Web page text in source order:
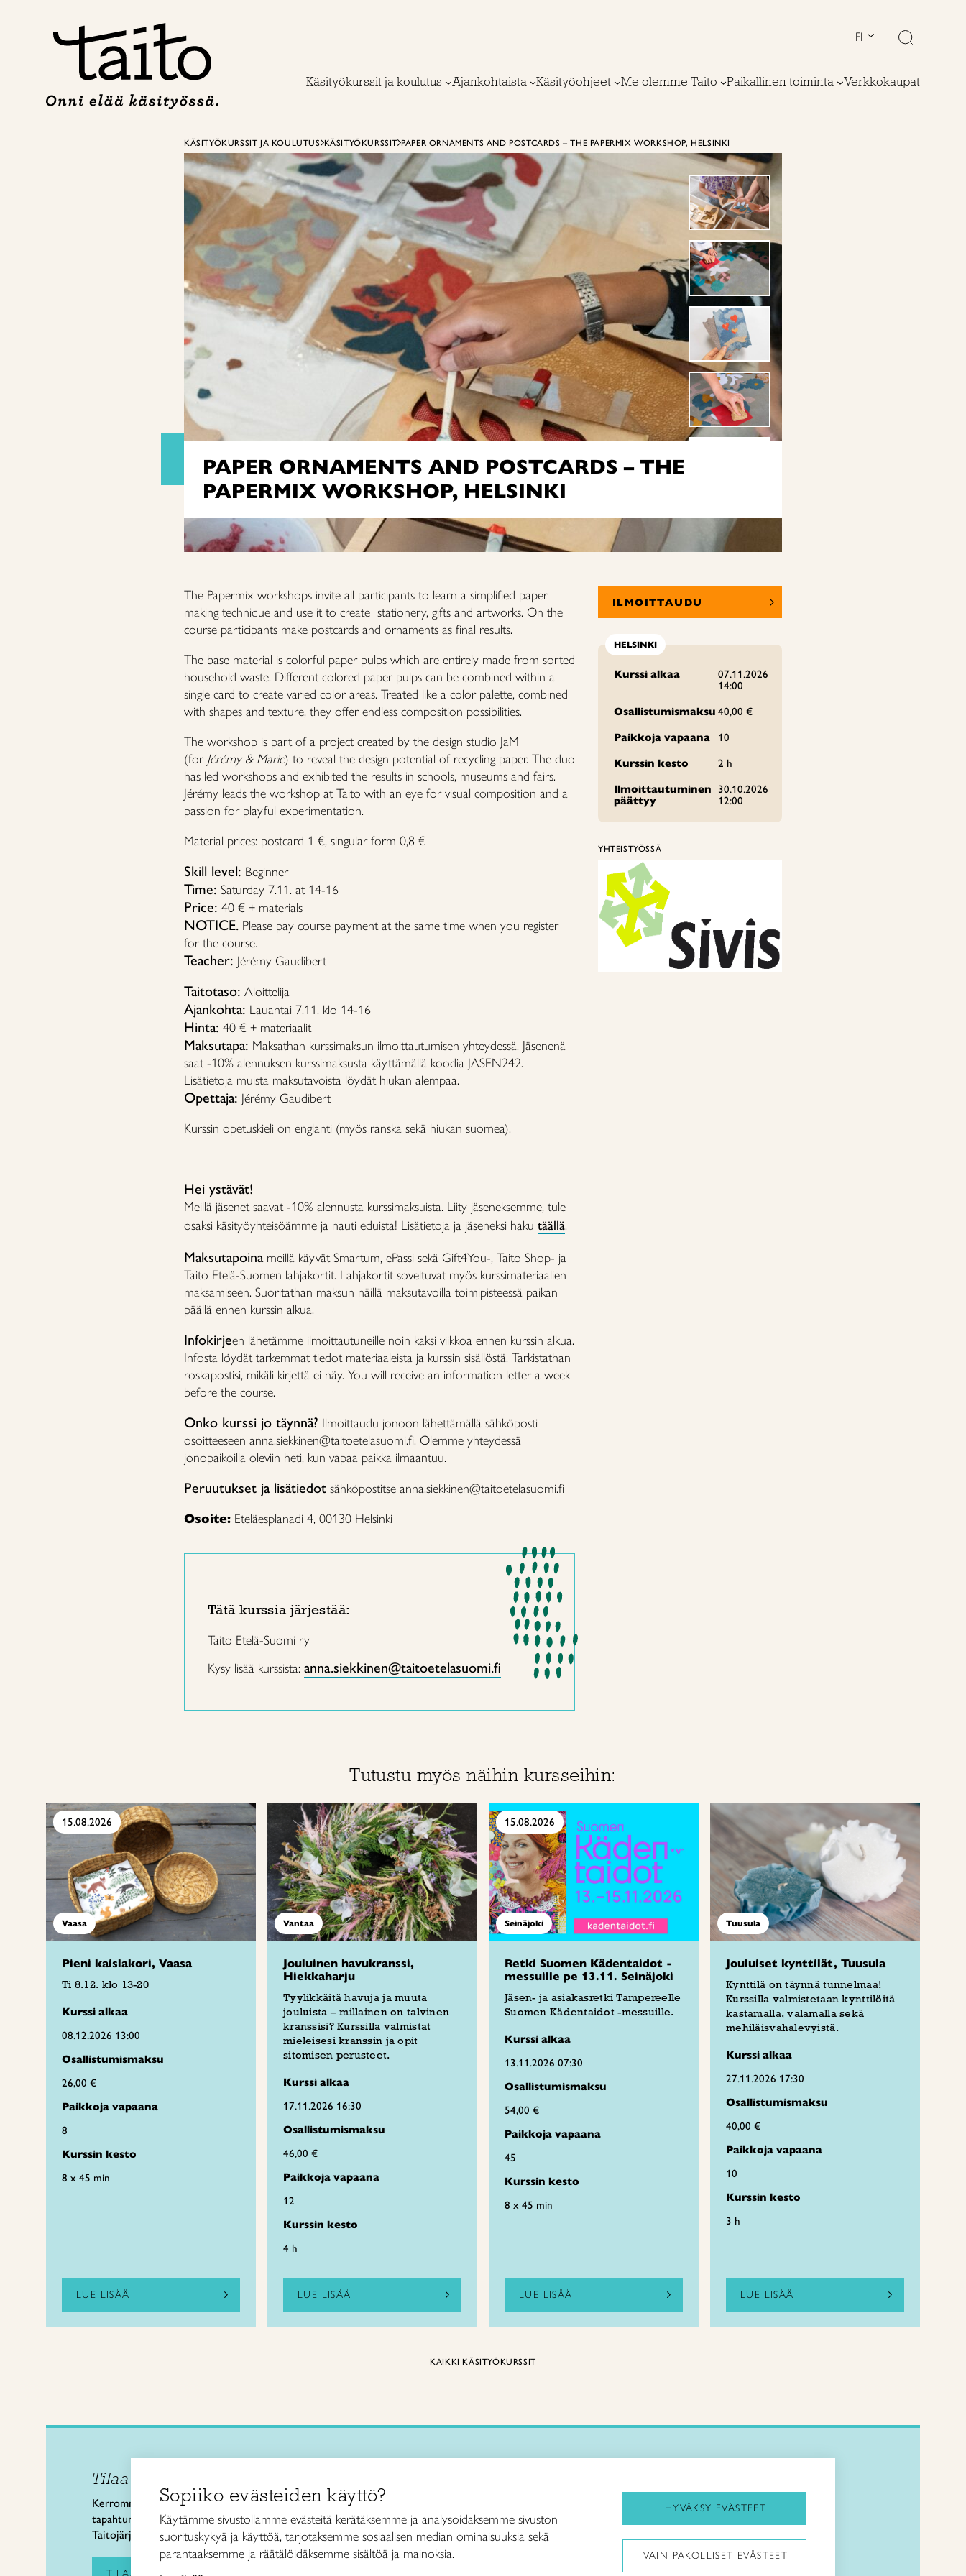
FI
Käsityökurssit ja koulutus Ajankohtaista Käsityöohjeet Me olemme Taito Paikallinen toiminta Verkkokaupat
KÄSITYÖKURSSIT JA KOULUTUS KÄSITYÖKURSSIT PAPER ORNAMENTS AND POSTCARDS – THE PAPERMIX WORKSHOP, HELSINKI
PAPER ORNAMENTS AND POSTCARDS – THE
PAPERMIX WORKSHOP, HELSINKI
The Papermix workshops invite all participants to learn a simplified paper
making technique and use it to create stationery, gifts and artworks. On the
course participants make postcards and ornaments as final results.
The base material is colorful paper pulps which are entirely made from sorted
household waste. Different colored paper pulps can be combined within a
single card to create varied color areas. Treated like a color palette, combined
with shapes and texture, they offer endless composition possibilities.
The workshop is part of a project created by the design studio JaM
(for Jérémy & Marie) to reveal the design potential of recycling paper. The duo
has led workshops and exhibited the results in schools, museums and fairs.
Jérémy leads the workshop at Taito with an eye for visual composition and a
passion for playful experimentation.
Material prices: postcard 1 €, singular form 0,8 €
Skill level: Beginner
Time: Saturday 7.11. at 14-16
Price: 40 € + materials
NOTICE. Please pay course payment at the same time when you register
for the course.
Teacher: Jérémy Gaudibert
Taitotaso: Aloittelija
Ajankohta: Lauantai 7.11. klo 14-16
Hinta: 40 € + materiaalit
Maksutapa: Maksathan kurssimaksun ilmoittautumisen yhteydessä. Jäsenenä
saat -10% alennuksen kurssimaksusta käyttämällä koodia JASEN242.
Lisätietoja muista maksutavoista löydät hiukan alempaa.
Opettaja: Jérémy Gaudibert
Kurssin opetuskieli on englanti (myös ranska sekä hiukan suomea).
Hei ystävät!
Meillä jäsenet saavat -10% alennusta kurssimaksuista. Liity jäseneksemme, tule
osaksi käsityöyhteisöämme ja nauti eduista! Lisätietoja ja jäseneksi haku täällä.
Maksutapoinameillä käyvät Smartum, ePassi sekä Gift4You-, Taito Shop- ja
Taito Etelä-Suomen lahjakortit. Lahjakortit soveltuvat myös kurssimateriaalien
maksamiseen. Suoritathan maksun näillä maksutavoilla toimipisteessä paikan
päällä ennen kurssin alkua.
Infokirjeen lähetämme ilmoittautuneille noin kaksi viikkoa ennen kurssin alkua.
Infosta löydät tarkemmat tiedot materiaaleista ja kurssin sisällöstä. Tarkistathan
roskapostisi, mikäli kirjettä ei näy. You will receive an information letter a week
before the course.
Onko kurssi jo täynnä? Ilmoittaudu jonoon lähettämällä sähköposti
osoitteeseen anna.siekkinen@taitoetelasuomi.fi. Olemme yhteydessä
jonopaikoilla oleviin heti, kun vapaa paikka ilmaantuu.
Peruutukset ja lisätiedot sähköpostitse anna.siekkinen@taitoetelasuomi.fi
Osoite: Eteläesplanadi 4, 00130 Helsinki
Tätä kurssia järjestää:
Taito Etelä-Suomi ry
Kysy lisää kurssista: anna.siekkinen@taitoetelasuomi.fi
ILMOITTAUDU
HELSINKI
Kurssi alkaa
07.11.2026
14:00
Osallistumismaksu 40,00 €
Paikkoja vapaana
10
Kurssin kesto
2 h
Ilmoittautuminen
päättyy
30.10.2026
12:00
YHTEISTYÖSSÄ
Tutustu myös näihin kursseihin:
15.08.2026
Vaasa
Pieni kaislakori, Vaasa
Ti 8.12. klo 13-20
Kurssi alkaa
08.12.2026 13:00
Osallistumismaksu
26,00 €
Paikkoja vapaana
8
Kurssin kesto
8 x 45 min
LUE LISÄÄ
Vantaa
Jouluinen havukranssi,
Hiekkaharju
Tyylikkäitä havuja ja muuta
jouluista – millainen on talvinen
kranssisi? Kurssilla valmistat
mieleisesi kranssin ja opit
sitomisen perusteet.
Kurssi alkaa
17.11.2026 16:30
Osallistumismaksu
46,00 €
Paikkoja vapaana
12
Kurssin kesto
4 h
LUE LISÄÄ
15.08.2026
Seinäjoki
Retki Suomen Kädentaidot -
messuille pe 13.11. Seinäjoki
Jäsen- ja asiakasretki Tampereelle
Suomen Kädentaidot -messuille.
Kurssi alkaa
13.11.2026 07:30
Osallistumismaksu
54,00 €
Paikkoja vapaana
45
Kurssin kesto
8 x 45 min
LUE LISÄÄ
Tuusula
Jouluiset kynttilät, Tuusula
Kynttilä on täynnä tunnelmaa!
Kurssilla valmistetaan kynttilöitä
kastamalla, valamalla sekä
mehiläisvahalevyistä.
Kurssi alkaa
27.11.2026 17:30
Osallistumismaksu
40,00 €
Paikkoja vapaana
10
Kurssin kesto
3 h
LUE LISÄÄ
KAIKKI KÄSITYÖKURSSIT
Tilaa uutiskirje
Kerromme käsityön valtakunnallisista
tapahtumista ja uutisista sekä
Taitojärjestön toiminnasta.
TILAA UUTISKIRJE
Käsi- ja taideteollisuusliitto Taito ry
Kalevankatu 61
00180 Helsinki
puh. 040 7525 160
Käsityöohjeet
Me olemme Taito
Kirjaudu Taitocampukseen
Taitoliitto:
Sopiiko evästeiden käyttö?
Käytämme sivustollamme evästeitä kerätäksemme ja analysoidaksemme sivuston
suorituskykyä ja käyttöä, tarjotaksemme sosiaalisen median ominaisuuksia sekä
parantaaksemme ja räätälöidäksemme sisältöä ja mainoksia.
HYVÄKSY EVÄSTEET
VAIN PAKOLLISET EVÄSTEET